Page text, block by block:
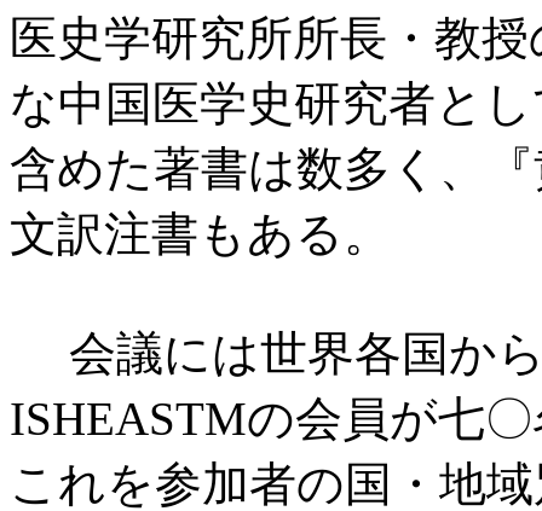
医史学研究所所長・教
な中国医学史研究者と
含めた著書は数多く、
文訳注書もある。
会議には世界各国か
ISHEASTMの会員が七
これを参加者の国・地